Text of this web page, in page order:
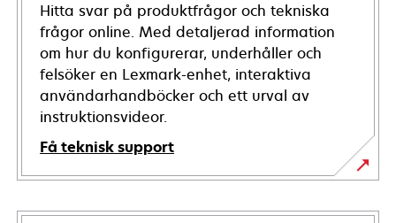
Hitta svar på produktfrågor och tekniska
frågor online. Med detaljerad information
om hur du konfigurerar, underhåller och
felsöker en Lexmark-enhet, interaktiva
användarhandböcker och ett urval av
instruktionsvideor.
Få teknisk support
opens
in